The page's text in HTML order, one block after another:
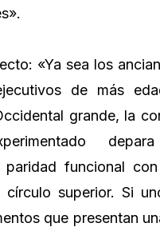
«Ya sea los
de más
grande, la
paridad funcional
círculo superior. Si
que presentan